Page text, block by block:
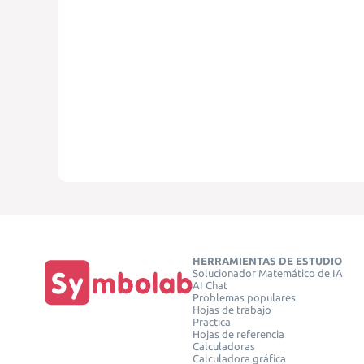
HERRAMIENTAS DE ESTUDIO
Solucionador Matemático de IA
AI Chat
Problemas populares
Hojas de trabajo
Practica
Hojas de referencia
Calculadoras
Calculadora gráfica